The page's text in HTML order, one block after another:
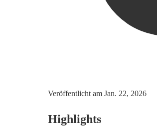
Veröffentlicht am Jan. 22, 2026
Highlights